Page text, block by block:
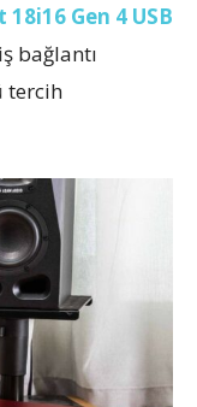
Gen 4 USB
bağlantı
tercih